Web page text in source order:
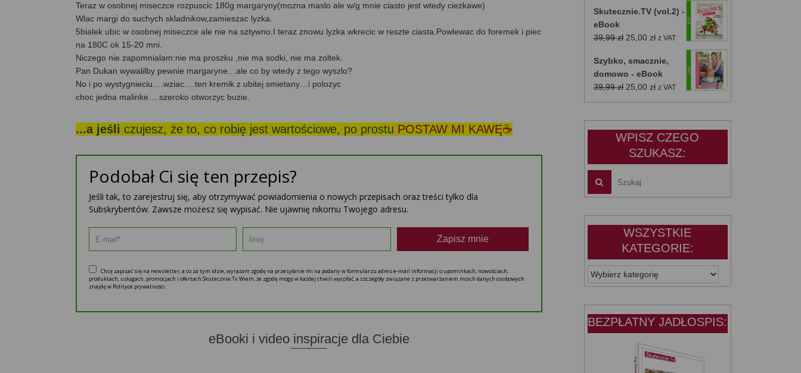
Teraz w osobnej miseczce rozpuscic 180g margaryny(mozna maslo ale w/g mnie ciasto jest wtedy ciezkawe)
Wlac margi do suchych skladnikow,zamieszac lyzka.
5bialek ubic w osobnej miseczce ale nie na sztywno.I teraz znowu lyzka wkrecic w reszte ciasta.Powlewac do foremek i piec
na 180C ok 15-20 mni.
Niczego nie zapomnialam:nie ma proszku ,nie ma sodki, nie ma zoltek.
Pan Dukan wywalilby pewnie margaryne…ale co by wtedy z tego wyszlo?
No i po wystygnieciu….wziac….ten kremik z ubitej smietany…i polozyc
choc jedna malinke….szeroko otworzyc buzie.
...a jeśli czujesz, że to, co robię jest wartościowe, po prostu POSTAW MI KAWĘ☕
Podobał Ci się ten przepis?
Jeśli tak, to zarejestruj się, aby otrzymywać powiadomienia o nowych przepisach oraz treści tylko dla
Subskrybentów. Zawsze możesz się wypisać. Nie ujawnię nikomu Twojego adresu.
Zapisz mnie
Chcę zapisać się na newsletter, a co za tym idzie, wyrażam zgodę na przesyłanie mi na podany w formularzu adres e-mail informacji o upominkach, nowościach,
produktach, usługach, promocjach i ofertach Skutecznie.Tv Wiem, że zgodę mogę w każdej chwili wycofać, a szczegóły związane z przetwarzaniem moich danych osobowych
znajdę w Polityce prywatności.
eBooki i video inspiracje dla Ciebie
Skutecznie.TV (vol.2) -
eBook
39,99zł Pierwotna
wynosiła:
39,99 zł.
25,00 złAktualna
wynosi:
25,00 zł.
z VAT
Szybko, smacznie,
domowo - eBook
39,99zł Pierwotna
cena
25,00 złAktualna
cena
z VAT
WPISZ CZEGO
SZUKASZ:
WSZYSTKIE
KATEGORIE:
WSZYSTKIE
KATEGORIE:
BEZPŁATNY JADŁOSPIS: